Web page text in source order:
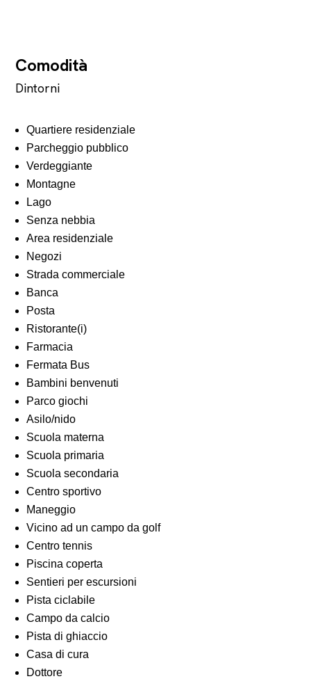
Comodità
Dintorni
Quartiere residenziale
Parcheggio pubblico
Verdeggiante
Montagne
Lago
Senza nebbia
Area residenziale
Negozi
Strada commerciale
Banca
Posta
Ristorante(i)
Farmacia
Fermata Bus
Bambini benvenuti
Parco giochi
Asilo/nido
Scuola materna
Scuola primaria
Scuola secondaria
Centro sportivo
Maneggio
Vicino ad un campo da golf
Centro tennis
Piscina coperta
Sentieri per escursioni
Pista ciclabile
Campo da calcio
Pista di ghiaccio
Casa di cura
Dottore